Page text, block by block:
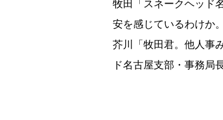
牧田「スネークヘッド
安を感じているわけか。
芥川「牧田君。他人事
ド名古屋支部・事務局